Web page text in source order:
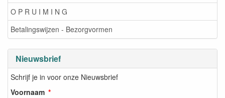
O P R U I M I N G
Betalingswijzen - Bezorgvormen
Nieuwsbrief
Schrijf je in voor onze Nieuwsbrief
Voornaam